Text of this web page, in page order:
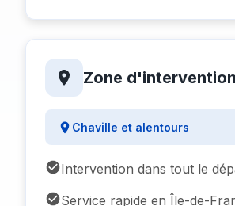
Zone d'intervention
Chaville et alentours
Intervention dans tout le
Service rapide en Île-de-